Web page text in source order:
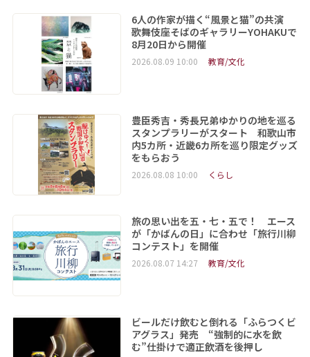
6人の作家が描く“風景と猫”の共演
歌舞伎座そばのギャラリーYOHAKUで
8月20日から開催
2026.08.09 10:00 教育/文化
豊臣秀吉・秀長兄弟ゆかりの地を巡る
スタンプラリーがスタート 和歌山市
内5カ所・近畿6カ所を巡り限定グッズ
をもらおう
2026.08.08 10:00 くらし
旅の思い出を五・七・五で！ エース
が「かばんの日」に合わせ「旅行川柳
コンテスト」を開催
2026.08.07 14:27 教育/文化
ビールだけ飲むと倒れる「ふらつくビ
アグラス」発売 “強制的に水を飲
む”仕掛けで適正飲酒を後押し